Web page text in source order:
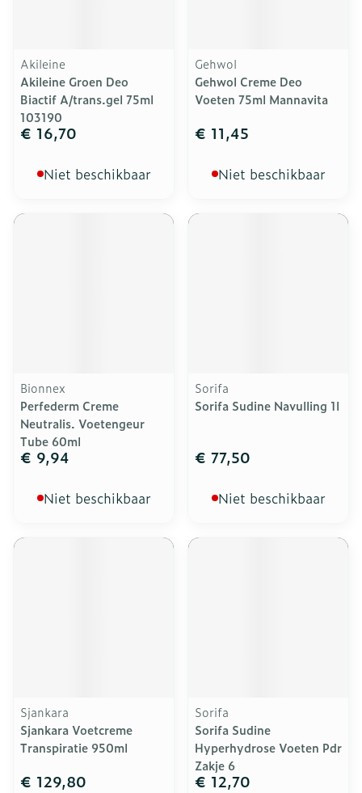
Akileine
Akileine Groen Deo
Biactif A/trans.gel 75ml
103190
€ 16,70
Niet beschikbaar
Gehwol
Gehwol Creme Deo
Voeten 75ml Mannavita
€ 11,45
Niet beschikbaar
Bionnex
Perfederm Creme
Neutralis. Voetengeur
Tube 60ml
€ 9,94
Niet beschikbaar
Sorifa
Sorifa Sudine Navulling 1l
€ 77,50
Niet beschikbaar
Sjankara
Sjankara Voetcreme
Transpiratie 950ml
€ 129,80
Sorifa
Sorifa Sudine
Hyperhydrose Voeten Pdr
Zakje 6
€ 12,70